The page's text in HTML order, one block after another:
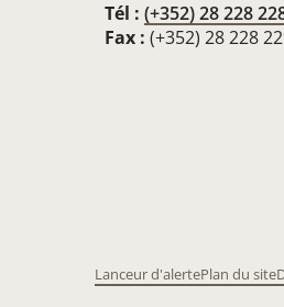
Tél : (+352) 28 228
Fax : (+352) 28 228
Lanceur d'alertePlan du site